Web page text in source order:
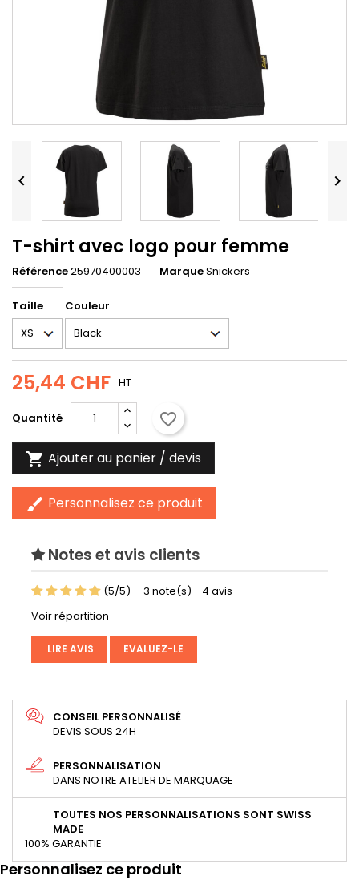
 
T-shirt avec logo pour femme
Référence25970400003 MarqueSnickers
Taille Couleur
25,44 CHF HT
Quantité favorite_border
 Ajouter au panier / devis
brush Personnalisez ce produit
Notes et avis clients
(5/5) - 3 note(s) - 4 avis
Voir répartition
LIRE AVIS EVALUEZ-LE
CONSEIL PERSONNALISÉ
DEVIS SOUS 24H
PERSONNALISATION
DANS NOTRE ATELIER DE MARQUAGE
TOUTES NOS PERSONNALISATIONS SONT SWISS
MADE
100% GARANTIE
Personnalisez ce produit